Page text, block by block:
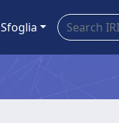
Sfoglia